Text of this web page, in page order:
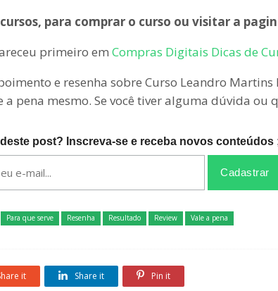
para comprar o curso ou visitar a
primeiro em Compras Digitais Dicas de
e resenha sobre Curso Leandro Martins
a pena mesmo. Se você tiver alguma dúvida
post? Inscreva-se e receba novos conteúdos
Para que serve Resenha Resultado Review Vale a pena
it Share it Pin it